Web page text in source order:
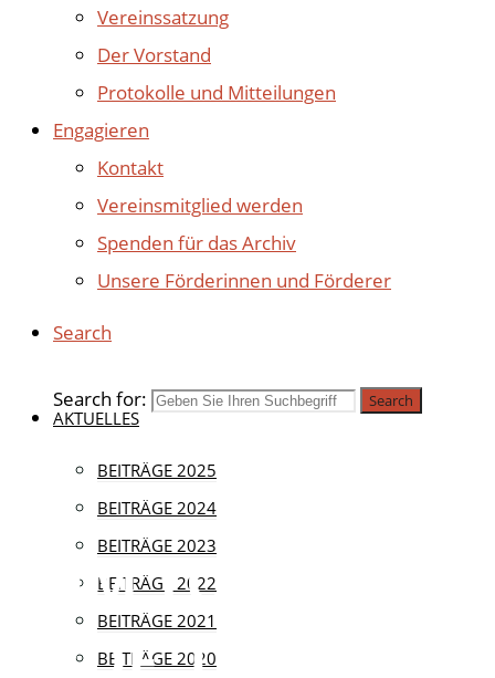
Vereinssatzung
Der Vorstand
Protokolle und Mitteilungen
Engagieren
Kontakt
Vereinsmitglied werden
Spenden für das Archiv
Unsere Förderinnen und Förderer
Search
Search for: Search
AKTUELLES
BEITRÄGE 2025
BEITRÄGE 2024
BEITRÄGE 2023
BEITRÄGE 2022
BEITRÄGE 2021
BEITRÄGE 2020
Aktuell
ZUM TOD VON
PROF. DR. HUGO